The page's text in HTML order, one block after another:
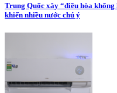
Trung Quốc xây “điều hòa
khiến nhiều nước chú ý